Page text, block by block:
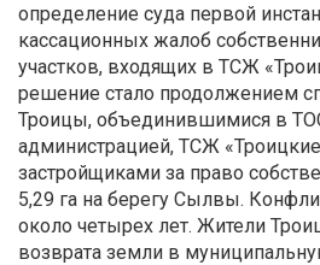
определение суда первой
кассационных жалоб
участков, входящих в ТСЖ
решение стало продолжением
Троицы, объединившимися в
администрацией, ТСЖ
застройщиками за право
5,29 га на берегу Сылвы.
около четырех лет. Жители
возврата земли в